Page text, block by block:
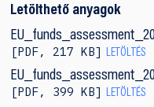
Letölthető anyagok
PDF, 217 KB LETÖLTÉS
PDF, 399 KB LETÖLTÉS